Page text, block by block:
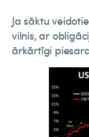
Ja sāktu
vilnis, ar
ārkārtīgi